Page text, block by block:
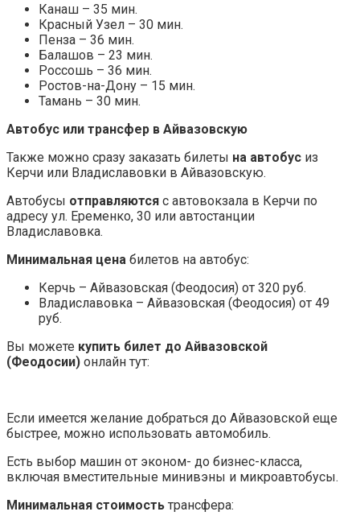
Канаш – 35 мин.
Красный Узел – 30 мин.
Пенза – 36 мин.
Балашов – 23 мин.
Россошь – 36 мин.
Ростов-на-Дону – 15 мин.
Тамань – 30 мин.
Автобус или трансфер в Айвазовскую
Также можно сразу заказать билеты на автобус из
Керчи или Владиславовки в Айвазовскую.
Автобусы отправляются с автовокзала в Керчи по
адресу ул. Еременко, 30 или автостанции
Владиславовка.
Минимальная цена билетов на автобус:
Керчь – Айвазовская (Феодосия) от 320 руб.
Владиславовка – Айвазовская (Феодосия) от 49
руб.
Вы можете купить билет до Айвазовской
(Феодосии) онлайн тут:
Если имеется желание добраться до Айвазовской еще
быстрее, можно использовать автомобиль.
Есть выбор машин от эконом- до бизнес-класса,
включая вместительные минивэны и микроавтобусы.
Минимальная стоимость трансфера: